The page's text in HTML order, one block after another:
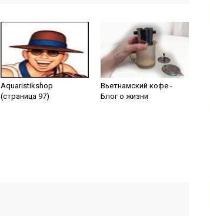
Aquaristikshop
(страница 97)
Вьетнамский кофе -
Блог о жизни